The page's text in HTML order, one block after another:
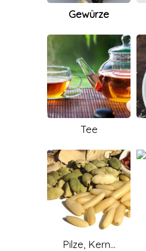
Gewürze
Tee
Pilze, Kern...